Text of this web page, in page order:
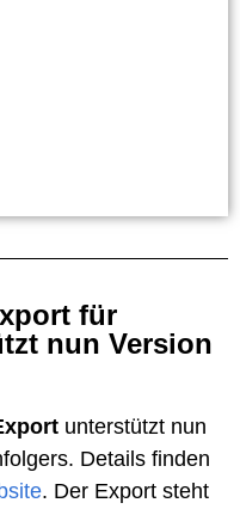
für
nun Version
unterstützt nun
Details finden
. Der Export steht